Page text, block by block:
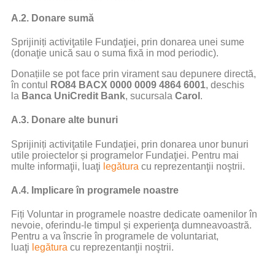
A.2. Donare sumă
Sprijiniți activiţatile Fundaţiei, prin donarea unei sume
(donaţie unică sau o suma fixă in mod periodic).
Donațiile se pot face prin virament sau depunere directă,
în contul
RO84 BACX 0000 0009 4864 6001, deschis
la Banca UniCredit Bank, sucursala Carol .
A.3. Donare alte bunuri
Sprijiniți activiţatile Fundaţiei, prin donarea unor bunuri
utile proiectelor și programelor Fundaţiei. Pentru mai
multe informaţii, luaţi legătura cu reprezentanţii noştrii.
A.4. Implicare în programele noastre
Fiți Voluntar in programele noastre dedicate oamenilor în
nevoie, oferindu-le timpul și experienţa dumneavoastră.
Pentru a va înscrie în programele de voluntariat,
luaţi legătura cu reprezentanţii noştrii.